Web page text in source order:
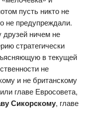
пусть никто не
не предупреждали.
ничем не
стратегически
в текущей
не
и не британскому
главе Евросовета,
Сикорскому, главе